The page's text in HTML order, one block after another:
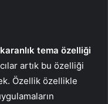
karanlık tema özelliği
artık bu özelliği
Özellik özellikle